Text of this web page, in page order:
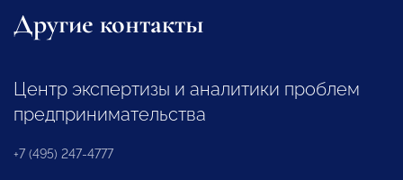
Другие контакты
Центр экспертизы и аналитики проблем
предпринимательства
+7 (495) 247-4777